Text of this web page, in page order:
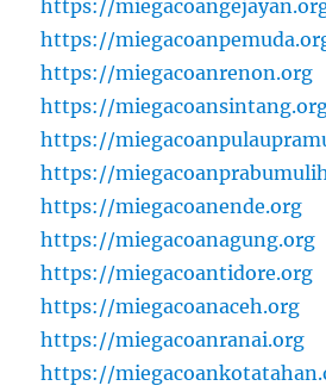
https://
https://
https://miegacoanrenon.org
https://
https://
https://
https://miegacoanende.org
https://miegacoanagung.org
https://miegacoantidore.org
https://miegacoanaceh.org
https://miegacoanranai.org
https://